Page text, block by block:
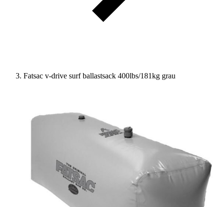
Fatsac v-drive surf ballastsack 400lbs/181kg grau